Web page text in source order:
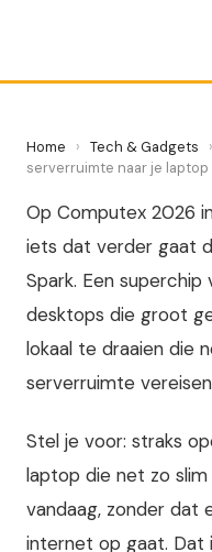
Home › Tech & Gadgets ›
serverruimte naar je laptop
Op Computex 2026
iets dat verder gaat
Spark. Een
desktops die groot
lokaal te draaien die
serverruimte
Stel je voor: straks
laptop die net zo
vandaag, zonder dat
internet op gaat. Dat